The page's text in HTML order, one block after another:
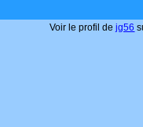
Voir le profil dejg56